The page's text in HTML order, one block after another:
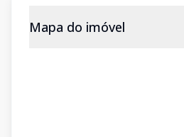
Mapa do imóvel